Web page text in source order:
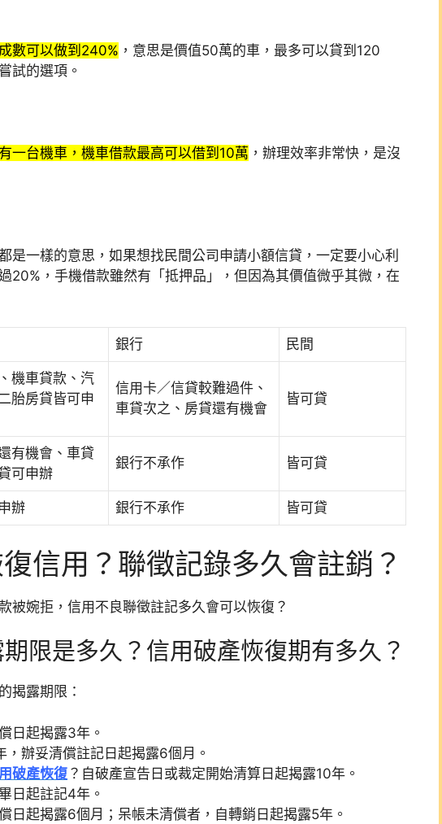
數可以做到240% ，意思是價值50萬的車，最多可以貸到120
試的選項。
一台機車，機車借款最高可以借到10萬 ，辦理效率非常快，是沒
是一樣的意思，如果想找民間公司申請小額信貸，一定要小心利
20%，手機借款雖然有「抵押品」，但因為其價值微乎其微，在
銀行 民間
機車貸款、汽
胎房貸皆可申
信用卡／信貸較難過件、
車貸次之、房貸還有機會
皆可貸
有機會、車貸
可申辦
銀行不承作 皆可貸
辦 銀行不承作 皆可貸
信用？聯徵記錄多久會註銷？
被婉拒，信用不良聯徵註記多久會可以恢復？
限是多久？信用破產恢復期有多久 ？
揭露期限：
日起揭露3年。
辦妥清償註記日起揭露6個月。
破產恢復？自破產宣告日或裁定開始清算日起揭露10年。
日起註記4年。
日起揭露6個月；呆帳未清償者，自轉銷日起揭露5年。